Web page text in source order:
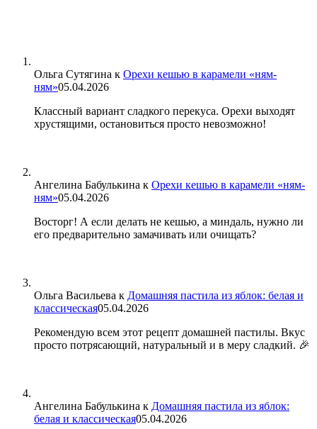
Ольга Сутягина к Орехи кешью в карамели «ням-
ням»05.04.2026
Классный вариант сладкого перекуса. Орехи выходят
хрустящими, остановиться просто невозможно!
Ангелина Бабулькина к Орехи кешью в карамели «ням-
ням»05.04.2026
Восторг! А если делать не кешью, а миндаль, нужно ли
его предварительно замачивать или очищать?
Ольга Васильева к Домашняя пастила из яблок: белая и
классическая05.04.2026
Рекомендую всем этот рецепт домашней пастилы. Вкус
просто потрясающий, натуральный и в меру сладкий. 🎉
Ангелина Бабулькина к Домашняя пастила из яблок:
белая и классическая05.04.2026